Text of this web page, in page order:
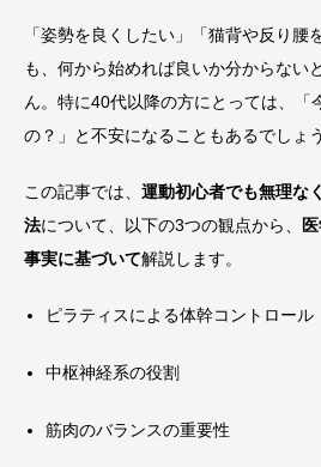
「姿勢を良くしたい」「猫背や反り腰
も、何から始めれば良いか分からない
ん。特に40代以降の方にとっては、「
の？」と不安になることもあるでしょう
この記事では、 運動初心者でも無理な
法について、以下の3つの観点から、
事実に基づいて解説します。
ピラティスによる体幹コントロール
中枢神経系の役割
筋肉のバランスの重要性